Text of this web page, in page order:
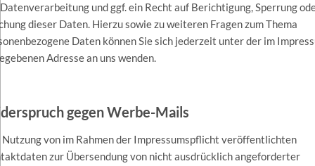
und ggf. ein Recht auf Berichtigung, Sperrung
dieser Daten. Hierzu sowie zu weiteren Fragen zum Thema
Daten können Sie sich jederzeit unter der im
Adresse an uns wenden.
gegen Werbe-Mails
von im Rahmen der Impressumspflicht veröffentlichten
zur Übersendung von nicht ausdrücklich angeforderter